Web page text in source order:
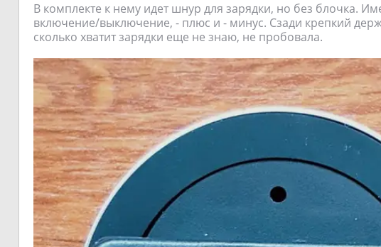
В комплекте к нему идет шнур для зарядки, но без блочка.
включение/выключение, - плюс и - минус. Сзади крепкий
сколько хватит зарядки еще не знаю, не пробовала.